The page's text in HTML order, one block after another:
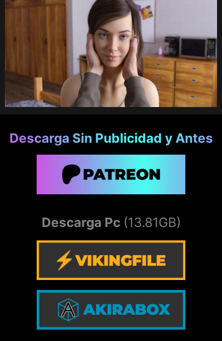
Descarga Sin Publicidad y Antes
Descarga Pc (13.81GB)